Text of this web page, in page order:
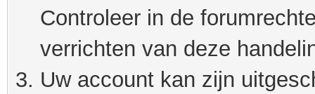
Controleer in de
verrichten van deze
Uw account kan zijn